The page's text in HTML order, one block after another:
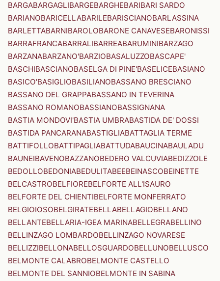
BARGABARGAGLIBARGEBARGHEBARIBARI SARDO
BARIANOBARICELLABARILEBARISCIANOBARLASSINA
BARLETTABARNIBAROLOBARONE CANAVESEBARONISSI
BARRAFRANCABARRALIBARREABARUMINIBARZAGO
BARZANABARZANO'BARZIOBASALUZZOBASCAPE'
BASCHIBASCIANOBASELGA DI PINE'BASELICEBASIANO
BASICO'BASIGLIOBASILIANOBASSANO BRESCIANO
BASSANO DEL GRAPPABASSANO IN TEVERINA
BASSANO ROMANOBASSIANOBASSIGNANA
BASTIA MONDOVI'BASTIA UMBRABASTIDA DE' DOSSI
BASTIDA PANCARANABASTIGLIABATTAGLIA TERME
BATTIFOLLOBATTIPAGLIABATTUDABAUCINABAULADU
BAUNEIBAVENOBAZZANOBEDERO VALCUVIABEDIZZOLE
BEDOLLOBEDONIABEDULITABEEBEINASCOBEINETTE
BELCASTROBELFIOREBELFORTE ALL'ISAURO
BELFORTE DEL CHIENTIBELFORTE MONFERRATO
BELGIOIOSOBELGIRATEBELLABELLAGIOBELLANO
BELLANTEBELLARIA-IGEA MARINABELLEGRABELLINO
BELLINZAGO LOMBARDOBELLINZAGO NOVARESE
BELLIZZIBELLONABELLOSGUARDOBELLUNOBELLUSCO
BELMONTE CALABROBELMONTE CASTELLO
BELMONTE DEL SANNIOBELMONTE IN SABINA